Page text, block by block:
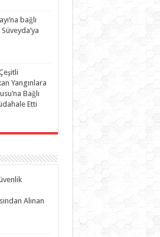
bağlı
Yangınlara
Bağlı
Etti
Alınan